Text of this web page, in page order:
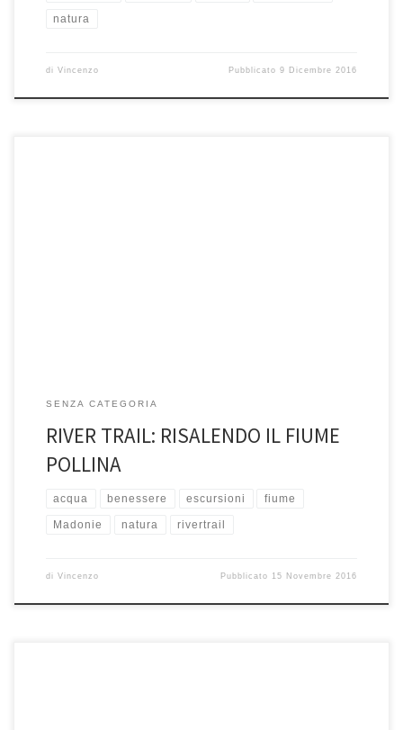
natura
di Vincenzo Pubblicato9 Dicembre 2016
SENZA CATEGORIA
RIVER TRAIL: RISALENDO IL FIUME
POLLINA
acqua benessere escursioni fiume
Madonie natura rivertrail
di Vincenzo Pubblicato 15 Novembre 2016